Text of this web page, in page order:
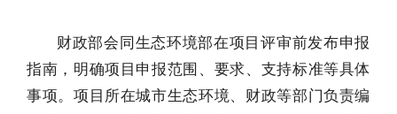
财政部会同生态环境部在项目评审前发布申报
指南，明确项目申报范围、要求、支持标准等具体
事项。项目所在城市生态环境、财政等部门负责编